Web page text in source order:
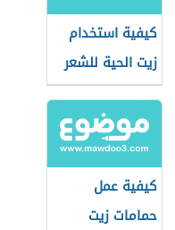
كيفية استخدام
زيت الحية للشعر
كيفية عمل
حمامات زيت